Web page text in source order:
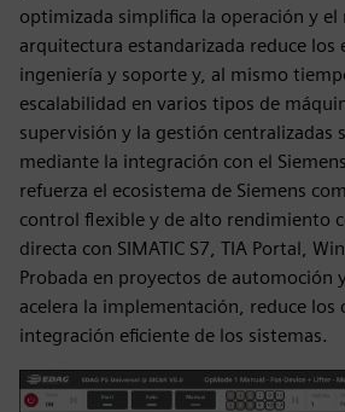
optimizada simplifica la operación y
arquitectura estandarizada reduce los
ingeniería y soporte y, al mismo
escalabilidad en varios tipos de
supervisión y la gestión centralizadas
mediante la integración con el
refuerza el ecosistema de Siemens
control flexible y de alto rendimiento
directa con SIMATIC S7, TIA Portal,
Probada en proyectos de automoción
acelera la implementación, reduce los
integración eficiente de los sistemas.